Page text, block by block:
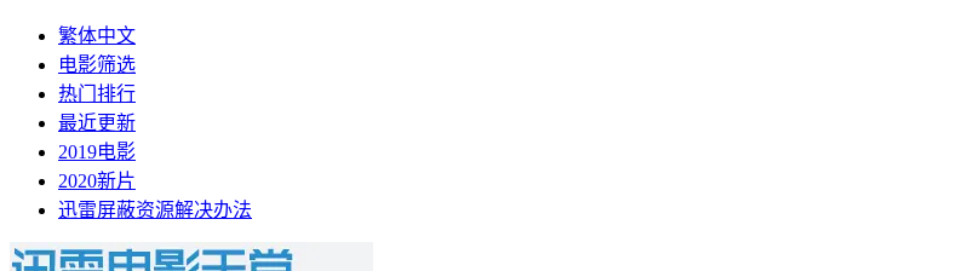
繁体中文
电影筛选
热门排行
最近更新
2019电影
2020新片
迅雷屏蔽资源解决办法